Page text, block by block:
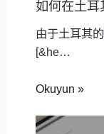
如何在土耳
由于土耳其
[&he…
Okuyun »